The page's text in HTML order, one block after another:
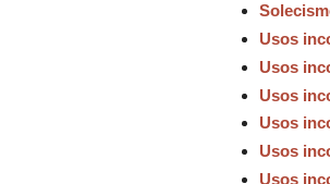
Usos
Usos
Usos
Usos
Usos
Usos